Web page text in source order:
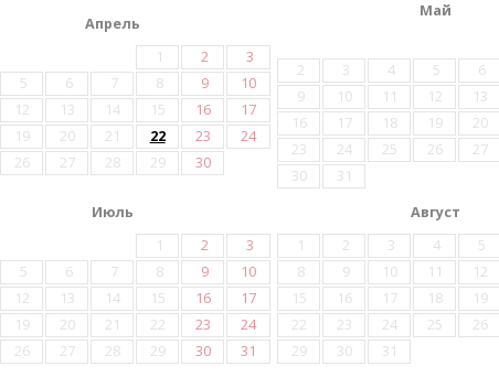
Апрель
1
2
3
5 6 7 8 9
10
12 13 14 15 16
17
19 20 21 22 23
24
26 27 28 29 30
Май
2
3 4 5 6
9
10 11 12 13
16
17 18 19 20
23
24 25 26 27
30
31
Июль
1
2
3
5 6 7 8 9
10
12 13 14 15 16
17
19 20 21 22 23
24
26 27 28 29 30 31
Август
1
2 3 4 5
8
9 10 11 12
15
16 17 18 19
22
23 24 25 26
29
30 31